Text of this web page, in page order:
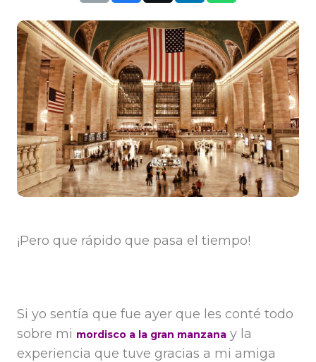
¡Pero que rápido que pasa el tiempo!
Si yo sentía que fue ayer que les conté todo
sobre mi mordisco a la gran manzana y la
experiencia que tuve gracias a mi amiga